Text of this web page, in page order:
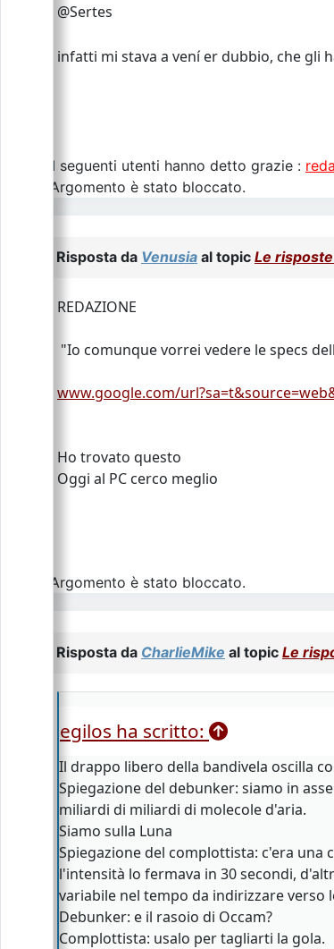
@Sertes
infatti mi stava a vení er dubbio, che gli
I seguenti utenti hanno detto grazie :
L\'Argomento è stato bloccato.
Risposta da Venusia al topic Le
REDAZIONE
"Io comunque vorrei vedere le specs
www.google.com/
Ho trovato questo
Oggi al PC cerco meglio
L\'Argomento è stato bloccato.
Risposta da CharlieMike al topic Le
egilos ha scritto:
Il drappo libero della bandivela oscilla
Spiegazione del debunker: siamo in
miliardi di miliardi di molecole d'aria.
Siamo sulla Luna
Spiegazione del complottista: c'era
l'intensità lo fermava in 30 secondi,
variabile nel tempo da indirizzare
Debunker: e il rasoio di Occam?
Complottista: usalo per tagliarti la gola.